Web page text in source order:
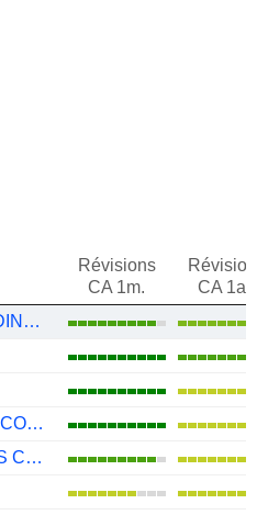
Révisions
CA 1m.
CA 1an
ROLLS-ROYCE HOLDINGS PLC
LOCKHEED MARTIN CORPORATION
GENERAL DYNAMICS CORPORATION